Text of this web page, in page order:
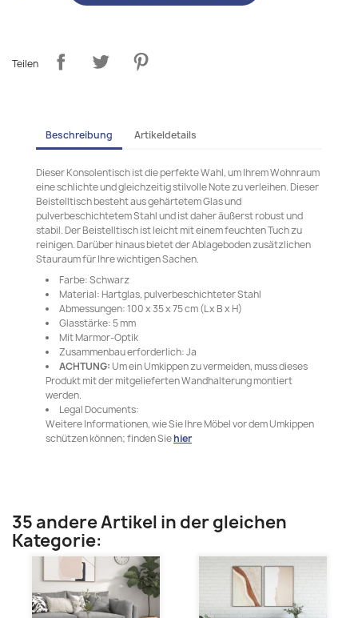
Teilen
Beschreibung Artikeldetails
Dieser Konsolentisch ist die perfekte Wahl, um Ihrem Wohnraum
eine schlichte und gleichzeitig stilvolle Note zu verleihen. Dieser
Beistelltisch besteht aus gehärtetem Glas und
pulverbeschichtetem Stahl und ist daher äußerst robust und
stabil. Der Beistelltisch ist leicht mit einem feuchten Tuch zu
reinigen. Darüber hinaus bietet der Ablageboden zusätzlichen
Stauraum für Ihre wichtigen Sachen.
Farbe: Schwarz
Material: Hartglas, pulverbeschichteter Stahl
Abmessungen: 100 x 35 x 75 cm (L x B x H)
Glasstärke: 5 mm
Mit Marmor-Optik
Zusammenbau erforderlich: Ja
ACHTUNG: Um ein Umkippen zu vermeiden, muss dieses
Produkt mit der mitgelieferten Wandhalterung montiert
werden.
Legal Documents:
Weitere Informationen, wie Sie Ihre Möbel vor dem Umkippen
schützen können; finden Siehier
35 andere Artikel in der gleichen
Kategorie: